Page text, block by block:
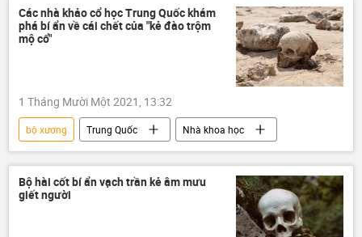
Các nhà khảo cổ học Trung Quốc khám
phá bí ẩn về cái chết của "kẻ đào trộm
mộ cổ"
1 Tháng Mười Một 2021, 13:32
bộ xương Trung Quốc Nhà khoa học
Bộ hài cốt bí ẩn vạch trần kẻ âm mưu
giết người